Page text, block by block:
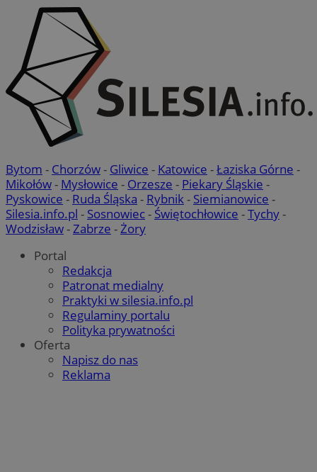
Bytom - Chorzów- Gliwice - Katowice -Łaziska Górne -
Mikołów- Mysłowice - Orzesze - Piekary Śląskie -
Pyskowice - Ruda Śląska - Rybnik- Siemianowice -
Silesia.info.pl - Sosnowiec- Świętochłowice -Tychy-
Wodzisław-Zabrze -Żory
Portal
Redakcja
Patronat medialny
Praktyki w silesia.info.pl
Regulaminy portalu
Polityka prywatności
Oferta
Napisz do nas
Reklama